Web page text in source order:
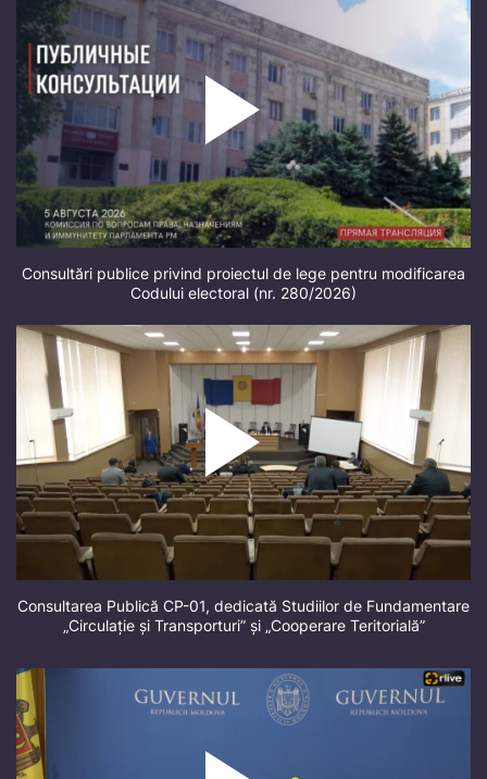
Consultări publice privind proiectul de lege pentru modificarea
Codului electoral (nr. 280/2026)
Consultarea Publică CP-01, dedicată Studiilor de Fundamentare
„Circulație și Transporturi” și „Cooperare Teritorială”